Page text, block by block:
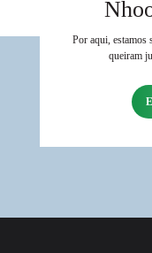
Por aqui, estamos
queiram